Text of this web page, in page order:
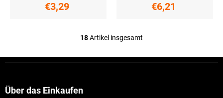
€3,29 €6,21
S
e
18Artikel insgesamt
Über das Einkaufen